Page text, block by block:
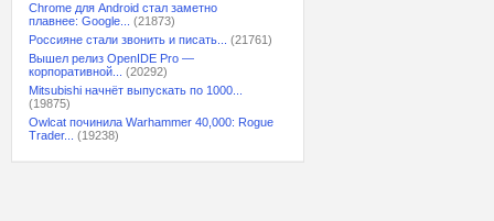
Chrome для Android стал заметно
плавнее: Google...
(21873)
Россияне стали звонить и писать...
(21761)
Вышел релиз OpenIDE Pro —
корпоративной...
(20292)
Mitsubishi начнёт выпускать по 1000...
(19875)
Owlcat починила Warhammer 40,000: Rogue
Trader...
(19238)